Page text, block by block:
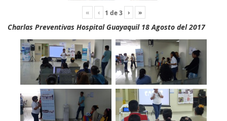
« ‹ 1 de3 › »
Charlas Preventivas Hospital Guayaquil 18 Agosto del 2017